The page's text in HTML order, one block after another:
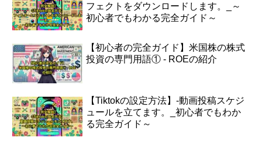
フェクトをダウンロードします。_～
初心者でもわかる完全ガイド～
【初心者の完全ガイド】米国株の株式
投資の専門用語① - ROEの紹介
【Tiktokの設定方法】-動画投稿スケジ
ュールを立てます。_初心者でもわか
る完全ガイド～